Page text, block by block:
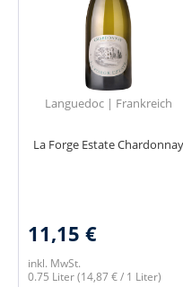
Languedoc | Frankreich
La Forge Estate Chardonnay
11,15 €
inkl. MwSt.
0.75 Liter(14,87 € / 1 Liter)